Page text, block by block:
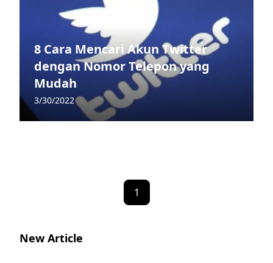
8 Cara Mencari Akun Twitter
dengan Nomor Telepon yang
Mudah
3/30/2022
1
New Article